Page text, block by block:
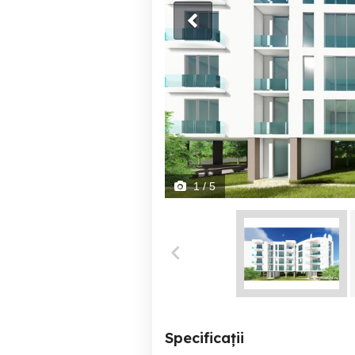
1/ 5
Specificații